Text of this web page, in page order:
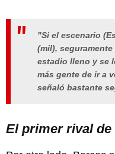
"Si el escenario
(mil),
estadio lleno y se
más gente de ir a
señaló bastante
El primer rival de